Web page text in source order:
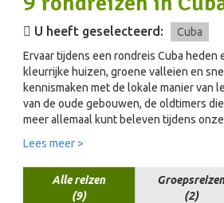
U heeft geselecteerd:
Cuba
Ervaar tijdens een rondreis Cuba
kleurrijke huizen, groene valleien en
kennismaken met de lokale manier van
van de oude gebouwen, de oldtimers
meer allemaal kunt beleven tijdens
Lees meer >
Alle reizen
(9)
(2)